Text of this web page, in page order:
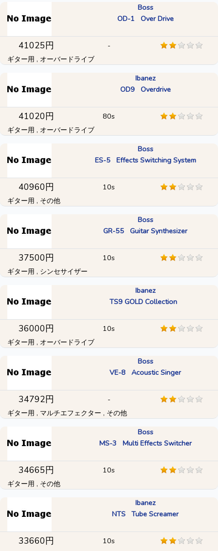
Boss
OD-1 Over Drive
41025円 -
ギター用 , オーバードライブ
Ibanez
OD9 Overdrive
41020円 80s
ギター用 , オーバードライブ
Boss
ES-5 Effects Switching System
40960円 10s
ギター用 , その他
Boss
GR-55 Guitar Synthesizer
37500円 10s
ギター用 , シンセサイザー
Ibanez
TS9 GOLD Collection
36000円 10s
ギター用 , オーバードライブ
Boss
VE-8 Acoustic Singer
34792円 -
ギター用 , マルチエフェクター , その他
Boss
MS-3 Multi Effects Switcher
34665円 10s
ギター用 , その他
Ibanez
NTS Tube Screamer
33660円 10s